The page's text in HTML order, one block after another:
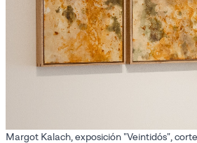
Margot Kalach, exposición "Veintidós",